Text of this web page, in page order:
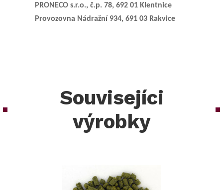
PRONECO s.r.o., č.p. 78, 692 01 Klentnice
Provozovna Nádražní 934, 691 03 Rakvice
Souvisejíci
výrobky